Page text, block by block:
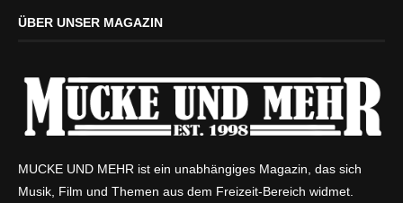
ÜBER UNSER MAGAZIN
MUCKE UND MEHR ist ein unabhängiges Magazin, das sich
Musik, Film und Themen aus dem Freizeit-Bereich widmet.